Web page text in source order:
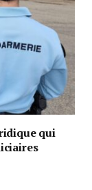
qui